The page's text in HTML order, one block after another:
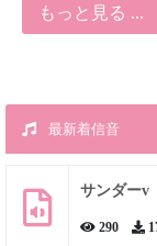
もっと見る ...
最新着信音
サンダーv
290